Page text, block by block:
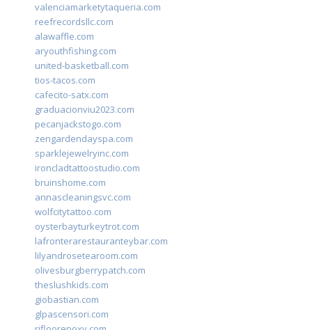
valenciamarketytaqueria.com
reefrecordsllc.com
alawaffle.com
aryouthfishing.com
united-basketball.com
tios-tacos.com
cafecito-satx.com
graduacionviu2023.com
pecanjackstogo.com
zengardendayspa.com
sparklejewelryinc.com
ironcladtattoostudio.com
bruinshome.com
annascleaningsvc.com
wolfcitytattoo.com
oysterbayturkeytrot.com
lafronterarestauranteybar.com
lilyandrosetearoom.com
olivesburgberrypatch.com
theslushkids.com
giobastian.com
glpascensori.com